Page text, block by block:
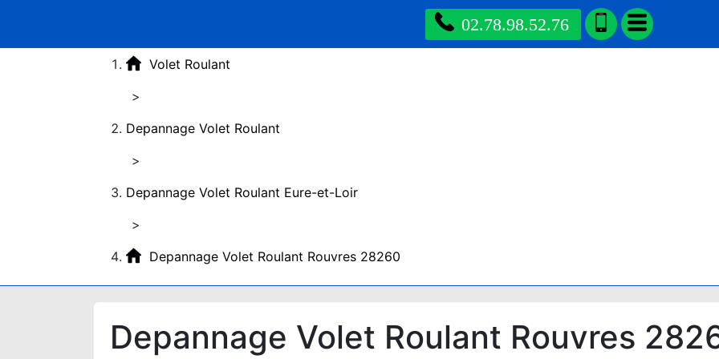
02.78.98.52.76
Volet Roulant
>
Depannage Volet Roulant
>
Depannage Volet Roulant Eure-et-Loir
>
Depannage Volet Roulant Rouvres 28260
Depannage Volet Roulant Rouvres